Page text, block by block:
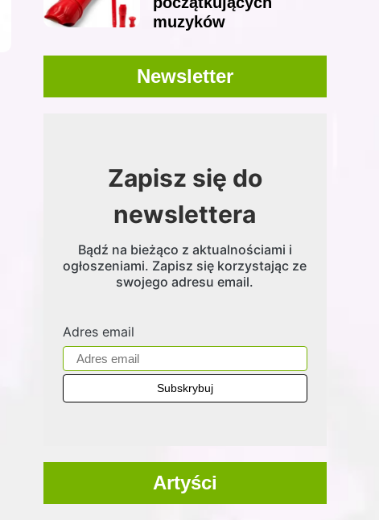
muzyków
Newsletter
Zapisz się do
newslettera
Bądź na bieżąco z aktualnościami i
ogłoszeniami. Zapisz się korzystając ze
swojego adresu email.
Adres email
Artyści